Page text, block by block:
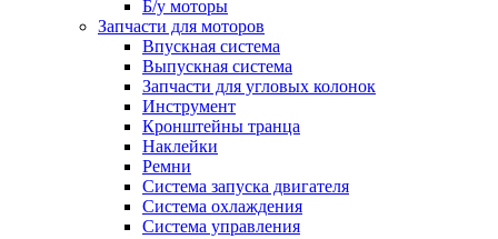
Б/у моторы
Запчасти для моторов
Впускная система
Выпускная система
Запчасти для угловых колонок
Инструмент
Кронштейны транца
Наклейки
Ремни
Система запуска двигателя
Система охлаждения
Система управления